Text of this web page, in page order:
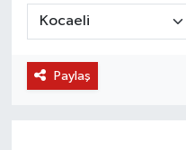
Paylaş
YAŞAM